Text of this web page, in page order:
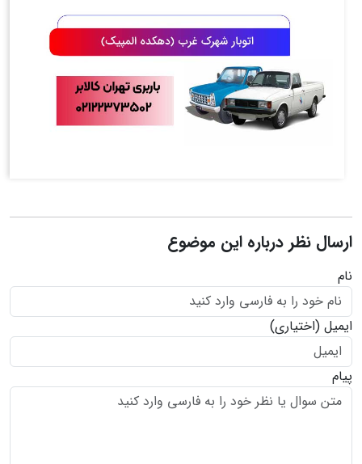
ارسال نظر درباره این موضوع
نام
ایمیل (اختیاری)
پیام